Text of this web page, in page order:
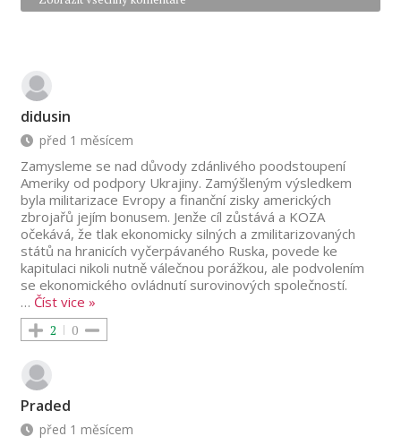
didusin
před 1 měsícem
Zamysleme se nad důvody zdánlivého poodstoupení
Ameriky od podpory Ukrajiny. Zamýšleným výsledkem
byla militarizace Evropy a finanční zisky amerických
zbrojařů jejím bonusem. Jenže cíl zůstává a KOZA
očekává, že tlak ekonomicky silných a zmilitarizovaných
států na hranicích vyčerpávaného Ruska, povede ke
kapitulaci nikoli nutně válečnou porážkou, ale podvolením
se ekonomického ovládnutí surovinových společností.
… Číst vice »
2 0
Praded
před 1 měsícem